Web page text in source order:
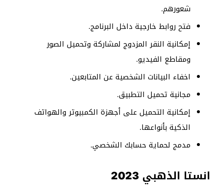
شعورهم.
فتح روابط خارجية داخل البرنامج.
إمكانية النقر المزدوج لمشاركة وتحميل الصور
ومقاطع الفيديو.
اخفاء البيانات الشخصية عن المتابعين.
مجانية تحميل التطبيق.
إمكانية التحميل على أجهزة الكمبيوتر والهواتف
الذكية بأنواعها.
مدمج لحماية حسابك الشخصي.
انستا الذهبي 2023